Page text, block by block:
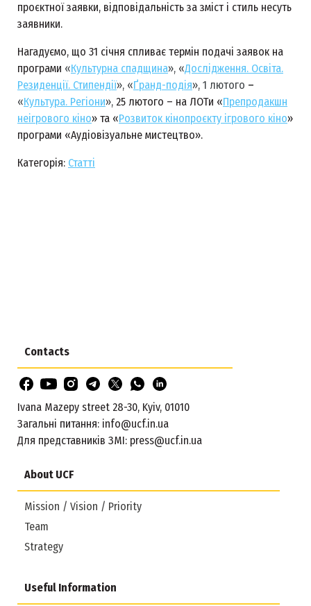
проєктної заявки, відповідальність за зміст і стиль несуть
заявники.
Нагадуємо, що 31 січня спливає термін подачі заявок на
програми «Культурна спадщина», «Дослідження. Освіта.
Резиденції. Стипендії», «Ґранд-подія», 1 лютого –
«Культура. Регіони», 25 лютого – на ЛОТи «Препродакшн
неігрового кіно» та «Розвиток кінопроєкту ігрового кіно»
програми «Аудіовізуальне мистецтво».
Категорія: Статті
About UCF
Mission / Vision / Priority
Team
Strategy
Useful Information
Contacts
Ivana Mazepy street 28-30, Kyiv, 01010
Загальні питання: info@ucf.in.ua
Для представників ЗМІ: press@ucf.in.ua